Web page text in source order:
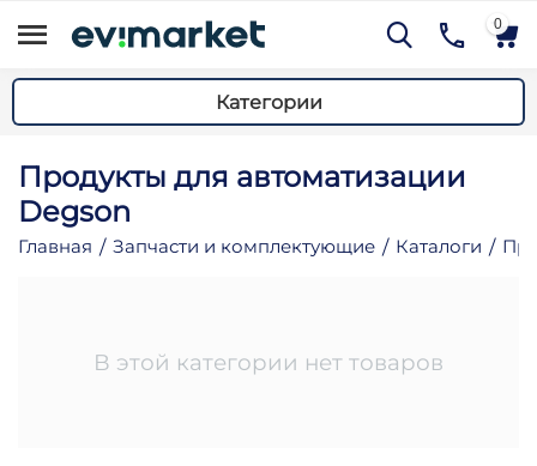
0
Категории
Продукты для автоматизации
Degson
Главная / Запчасти и комплектующие / Каталоги /
В этой категории нет товаров